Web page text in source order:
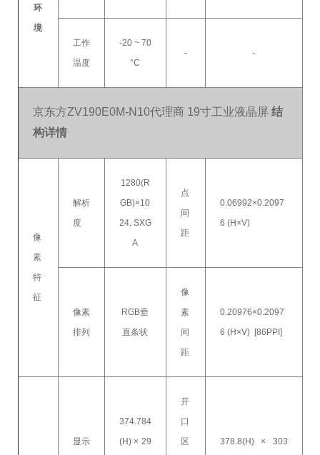
环
境
工作
温度
-20 ~ 70
°C
- -
京东方ZV190E0M-N10代理商 19寸工业液晶屏结
构详情
像
素
特
征
解析
度
1280(R
GB)×10
24, SXG
A
点
间
距
0.06992×0.2097
6 (H×V)
像素
排列
RGB垂
直条状
像
素
间
距
0.20976×0.2097
6 (H×V) [86PPI]
显示
374.784
(H) × 29
开
口
区
378.8(H) × 303